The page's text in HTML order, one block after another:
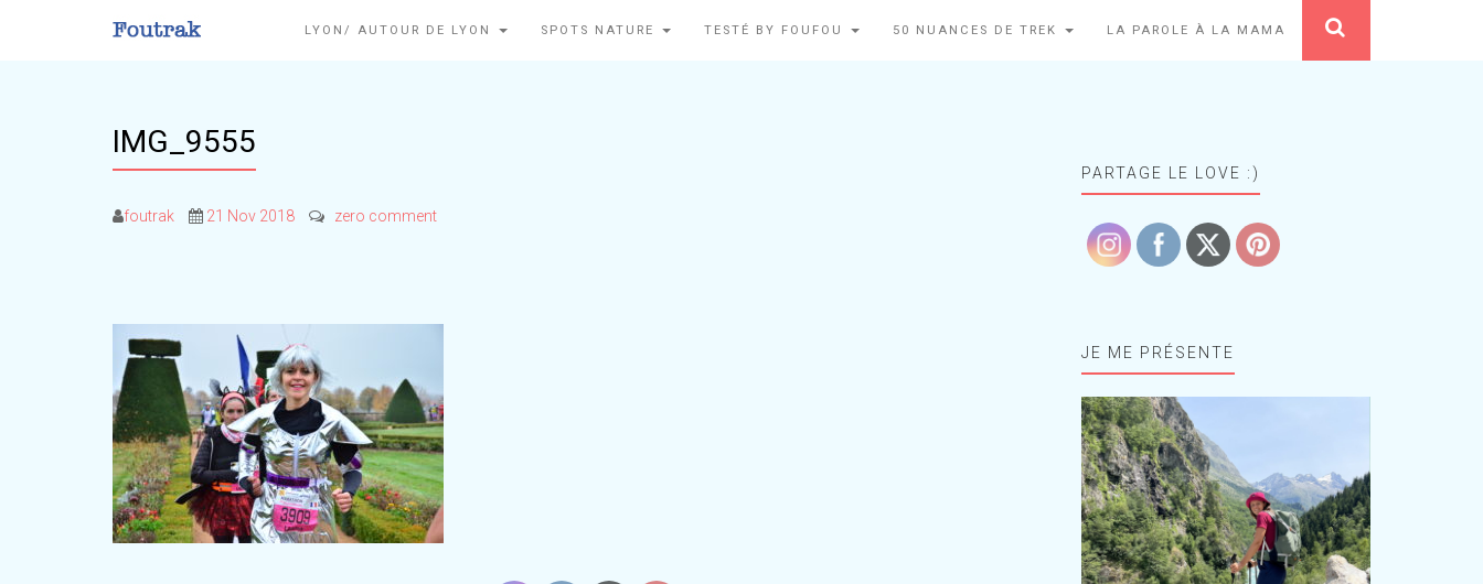
LYON/ AUTOUR DE LYON SPOTS NATURE TESTÉ BY FOUFOU 50 NUANCES DE TREK LA PAROLE À LA MAMA
IMG_9555
foutrak 21 Nov 2018 zero comment
PARTAGE LE LOVE :)
JE ME PRÉSENTE